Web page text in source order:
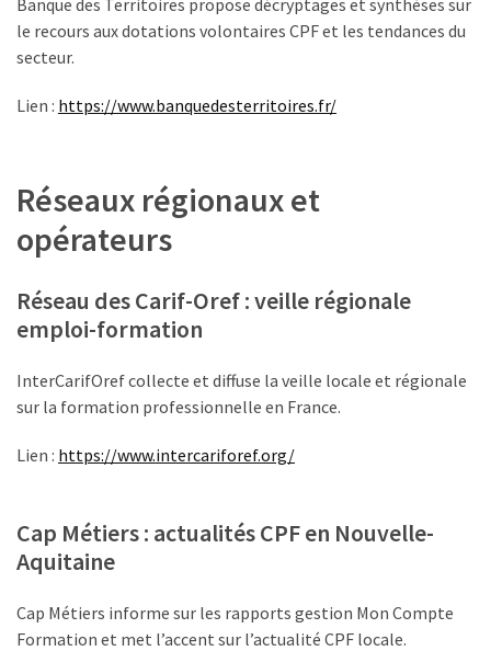
le recours aux dotations volontaires CPF et les tendances du
secteur.
Lien : https://www.banquedesterritoires.fr/
Réseaux régionaux et
opérateurs
Réseau des Carif-Oref : veille régionale
emploi-formation
InterCarifOref collecte et diffuse la veille locale et régionale
sur la formation professionnelle en France.
Lien : https://www.intercariforef.org/
Cap Métiers : actualités CPF en Nouvelle-
Aquitaine
Cap Métiers informe sur les rapports gestion Mon Compte
Formation et met l’accent sur l’actualité CPF locale.